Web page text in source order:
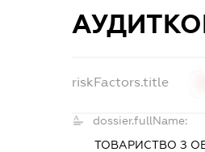
riskFactors.title
dossier.fullName:
ТОВАРИСТВО З